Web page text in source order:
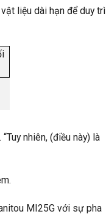
liệu dài hạn để duy trì
nhiên, (điều này) là
MI25G với sự pha